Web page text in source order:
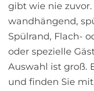
gibt wie nie
wandhängend,
Spülrand, Flach-
oder spezielle
Auswahl ist groß.
und finden Sie